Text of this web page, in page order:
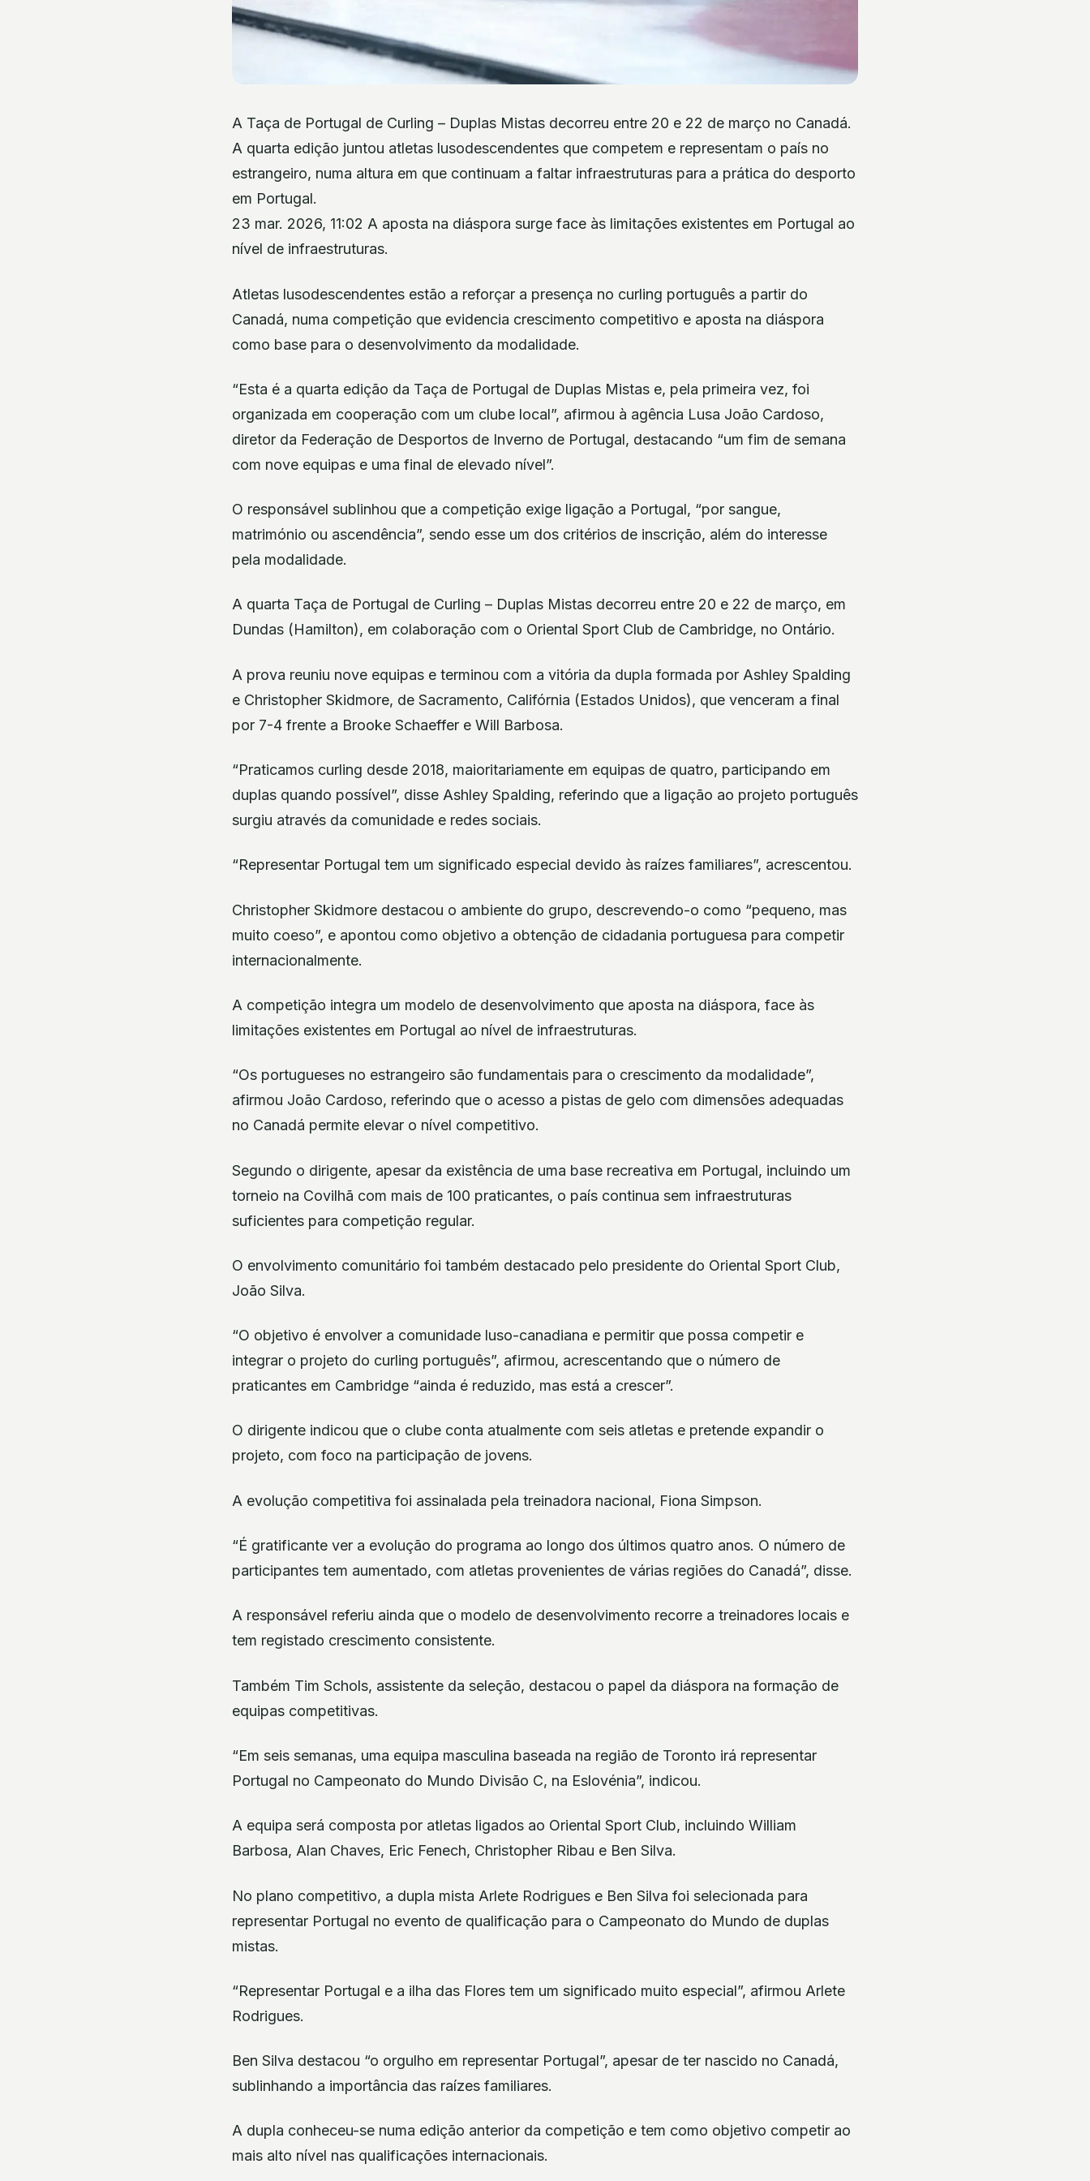
A Taça de Portugal de Curling – Duplas Mistas decorreu entre 20 e 22 de março no Canadá.
A quarta edição juntou atletas lusodescendentes que competem e representam o país no
estrangeiro, numa altura em que continuam a faltar infraestruturas para a prática do desporto
em Portugal.
23 mar. 2026, 11:02 A aposta na diáspora surge face às limitações existentes em Portugal ao
nível de infraestruturas.
Atletas lusodescendentes estão a reforçar a presença no curling português a partir do
Canadá, numa competição que evidencia crescimento competitivo e aposta na diáspora
como base para o desenvolvimento da modalidade.
“Esta é a quarta edição da Taça de Portugal de Duplas Mistas e, pela primeira vez, foi
organizada em cooperação com um clube local”, afirmou à agência Lusa João Cardoso,
diretor da Federação de Desportos de Inverno de Portugal, destacando “um fim de semana
com nove equipas e uma final de elevado nível”.
O responsável sublinhou que a competição exige ligação a Portugal, “por sangue,
matrimónio ou ascendência”, sendo esse um dos critérios de inscrição, além do interesse
pela modalidade.
A quarta Taça de Portugal de Curling – Duplas Mistas decorreu entre 20 e 22 de março, em
Dundas (Hamilton), em colaboração com o Oriental Sport Club de Cambridge, no Ontário.
A prova reuniu nove equipas e terminou com a vitória da dupla formada por Ashley Spalding
e Christopher Skidmore, de Sacramento, Califórnia (Estados Unidos), que venceram a final
por 7-4 frente a Brooke Schaeffer e Will Barbosa.
“Praticamos curling desde 2018, maioritariamente em equipas de quatro, participando em
duplas quando possível”, disse Ashley Spalding, referindo que a ligação ao projeto português
surgiu através da comunidade e redes sociais.
“Representar Portugal tem um significado especial devido às raízes familiares”, acrescentou.
Christopher Skidmore destacou o ambiente do grupo, descrevendo-o como “pequeno, mas
muito coeso”, e apontou como objetivo a obtenção de cidadania portuguesa para competir
internacionalmente.
A competição integra um modelo de desenvolvimento que aposta na diáspora, face às
limitações existentes em Portugal ao nível de infraestruturas.
“Os portugueses no estrangeiro são fundamentais para o crescimento da modalidade”,
afirmou João Cardoso, referindo que o acesso a pistas de gelo com dimensões adequadas
no Canadá permite elevar o nível competitivo.
Segundo o dirigente, apesar da existência de uma base recreativa em Portugal, incluindo um
torneio na Covilhã com mais de 100 praticantes, o país continua sem infraestruturas
suficientes para competição regular.
O envolvimento comunitário foi também destacado pelo presidente do Oriental Sport Club,
João Silva.
“O objetivo é envolver a comunidade luso-canadiana e permitir que possa competir e
integrar o projeto do curling português”, afirmou, acrescentando que o número de
praticantes em Cambridge “ainda é reduzido, mas está a crescer”.
O dirigente indicou que o clube conta atualmente com seis atletas e pretende expandir o
projeto, com foco na participação de jovens.
A evolução competitiva foi assinalada pela treinadora nacional, Fiona Simpson.
“É gratificante ver a evolução do programa ao longo dos últimos quatro anos. O número de
participantes tem aumentado, com atletas provenientes de várias regiões do Canadá”, disse.
A responsável referiu ainda que o modelo de desenvolvimento recorre a treinadores locais e
tem registado crescimento consistente.
Também Tim Schols, assistente da seleção, destacou o papel da diáspora na formação de
equipas competitivas.
“Em seis semanas, uma equipa masculina baseada na região de Toronto irá representar
Portugal no Campeonato do Mundo Divisão C, na Eslovénia”, indicou.
A equipa será composta por atletas ligados ao Oriental Sport Club, incluindo William
Barbosa, Alan Chaves, Eric Fenech, Christopher Ribau e Ben Silva.
No plano competitivo, a dupla mista Arlete Rodrigues e Ben Silva foi selecionada para
representar Portugal no evento de qualificação para o Campeonato do Mundo de duplas
mistas.
“Representar Portugal e a ilha das Flores tem um significado muito especial”, afirmou Arlete
Rodrigues.
Ben Silva destacou “o orgulho em representar Portugal”, apesar de ter nascido no Canadá,
sublinhando a importância das raízes familiares.
A dupla conheceu-se numa edição anterior da competição e tem como objetivo competir ao
mais alto nível nas qualificações internacionais.